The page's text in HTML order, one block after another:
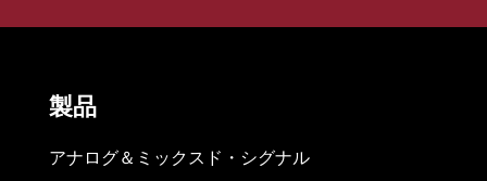
製品
アナログ＆ミックスド・シグナル